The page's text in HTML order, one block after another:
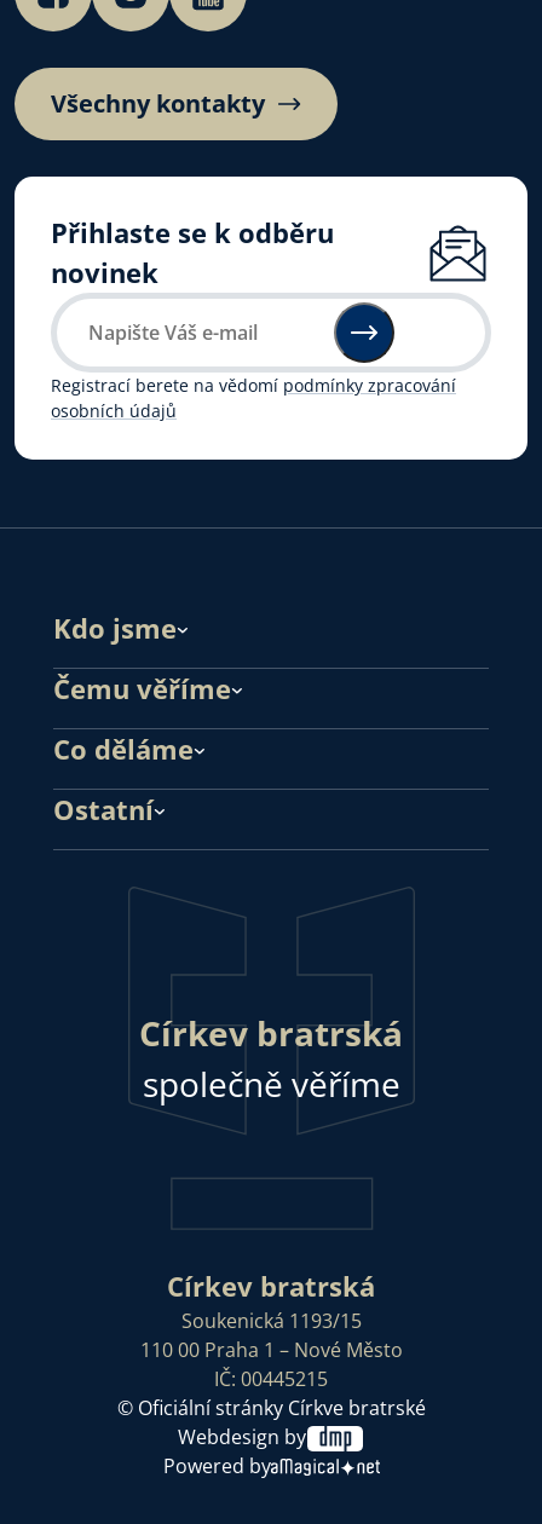
Všechny kontakty
Přihlaste se k odběru
novinek
Registrací berete na vědomí podmínky zpracování
osobních údajů
Kdo jsme
Čemu věříme
Co děláme
Ostatní
Církev bratrská
společně věříme
Církev bratrská
Soukenická 1193/15
110 00 Praha 1 – Nové Město
IČ: 00445215
© Oficiální stránky Církve bratrské
Webdesign by
Powered by